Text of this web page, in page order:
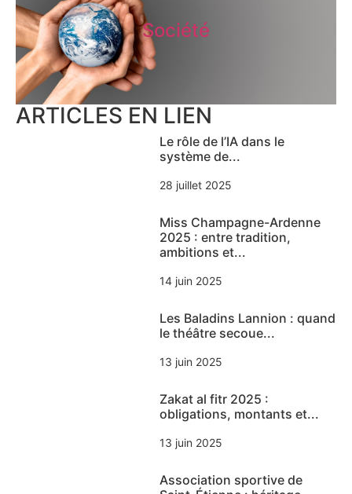
Société
ARTICLES EN LIEN
Le rôle de l’IA dans le
système de...
28 juillet 2025
Miss Champagne-Ardenne
2025 : entre tradition,
ambitions et...
14 juin 2025
Les Baladins Lannion : quand
le théâtre secoue...
13 juin 2025
Zakat al fitr 2025 :
obligations, montants et...
13 juin 2025
Association sportive de